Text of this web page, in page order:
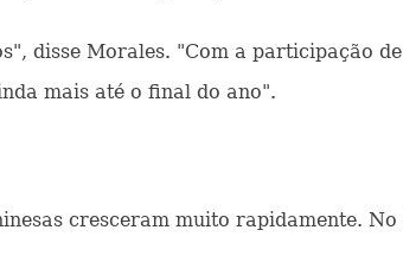
disse Morales. "Com a participação
mais até o final do ano".
cresceram muito rapidamente.